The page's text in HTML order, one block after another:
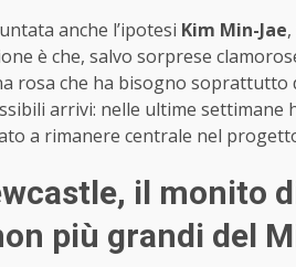
anche l’ipotesi Kim Min-Jae
è che, salvo sorprese
rosa che ha bisogno soprattutto
arrivi: nelle ultime settimane
a rimanere centrale nel
il monito
più grandi del